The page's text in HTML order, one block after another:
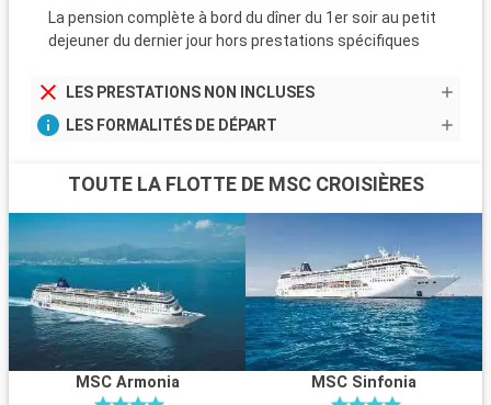
La pension complète à bord du dîner du 1er soir au petit
dejeuner du dernier jour hors prestations spécifiques
LES PRESTATIONS NON INCLUSES
LES FORMALITÉS DE DÉPART
TOUTE LA FLOTTE DE MSC CROISIÈRES
MSC Armonia MSC Sinfonia